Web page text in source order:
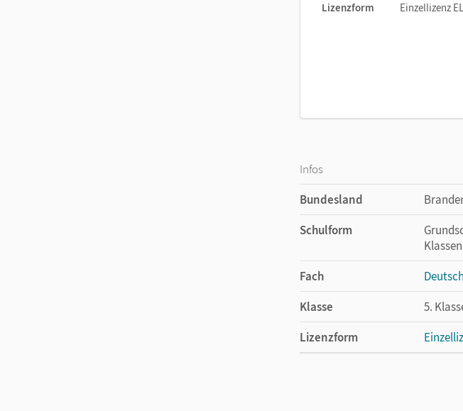
Lizenzform
Einzellizenz EL
Infos
Bundesland
Schulform
Fach
Deutsch
Klasse
5.
Lizenzform